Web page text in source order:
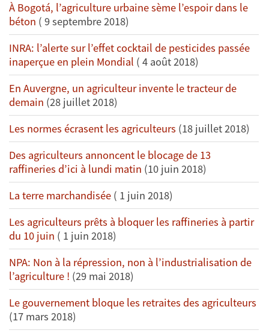
À Bogotá, l’agriculture urbaine sème l’espoir dans le
béton ( 9 septembre 2018)
INRA: l’alerte sur l’effet cocktail de pesticides passée
inaperçue en plein Mondial ( 4 août 2018)
En Auvergne, un agriculteur invente le tracteur de
demain (28 juillet 2018)
Les normes écrasent les agriculteurs (18 juillet 2018)
Des agriculteurs annoncent le blocage de 13
raffineries d’ici à lundi matin (10 juin 2018)
La terre marchandisée ( 1 juin 2018)
Les agriculteurs prêts à bloquer les raffineries à partir
du 10 juin ( 1 juin 2018)
NPA: Non à la répression, non à l’industrialisation de
l’agriculture ! (29 mai 2018)
Le gouvernement bloque les retraites des agriculteurs
(17 mars 2018)